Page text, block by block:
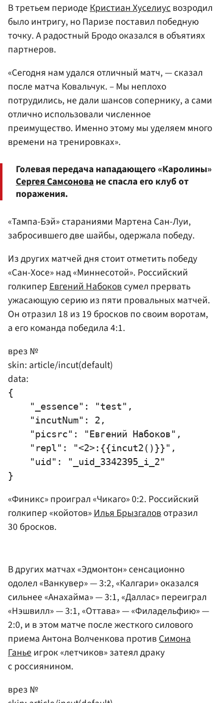
В третьем периодеКристиан Хуселиусвозродил
было интригу, но Паризе поставил победную
точку. А радостный Бродо оказался в объятиях
партнеров.
«Сегодня нам удался отличный матч, — сказал
после матча Ковальчук. – Мы неплохо
потрудились, не дали шансов сопернику, а сами
отлично использовали численное
преимущество. Именно этому мы уделяем много
времени на тренировках».
Голевая передача нападающего «Каролины»
Сергея Самсоноване спасла его клуб от
поражения.
«Тампа-Бэй» стараниями Мартена Сан-Луи,
забросившего две шайбы, одержала победу.
Из других матчей дня стоит отметить победу
«Сан-Хосе» над «Миннесотой». Российский
голкиперЕвгений Набоковсумел прервать
ужасающую серию из пяти провальных матчей.
Он отразил 18 из 19 бросков по своим воротам,
а его команда победила 4:1.
врез №
skin: article/incut(default)
data:
{
    "_essence": "test",
    "incutNum": 2,
    "picsrc": "Евгений Набоков",
    "repl": "<2>:{{incut2()}}",
    "uid": "_uid_3342395_i_2"
«Финикс» проиграл «Чикаго» 0:2. Российский
голкипер «койотов»Илья Брызгаловотразил
30 бросков.
В других матчах «Эдмонтон» сенсационно
одолел «Ванкувер» — 3:2, «Калгари» оказался
сильнее «Анахайма» — 3:1, «Даллас» переиграл
«Нэшвилл» — 3:1, «Оттава» — «Филадельфию» —
2:0, и в этом матче после жесткого силового
приема Антона Волченкова противСимона
Ганьеигрок «летчиков» затеял драку
с россиянином.
врез №